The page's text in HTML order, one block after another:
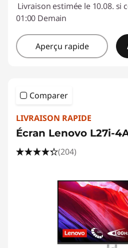
Livraison estimée le 10.08. si
01:00 Demain
Aperçu rapide
Comparer
LIVRAISON RAPIDE
Écran Lenovo L27i-
(204)